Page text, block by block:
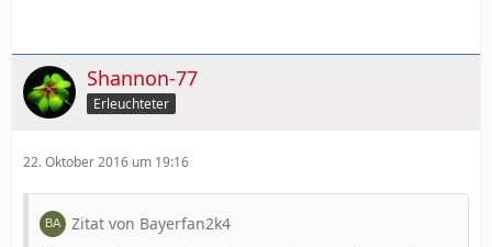
Shannon-77
Erleuchteter
22. Oktober 2016 um 19:16
Zitat von Bayerfan2k4